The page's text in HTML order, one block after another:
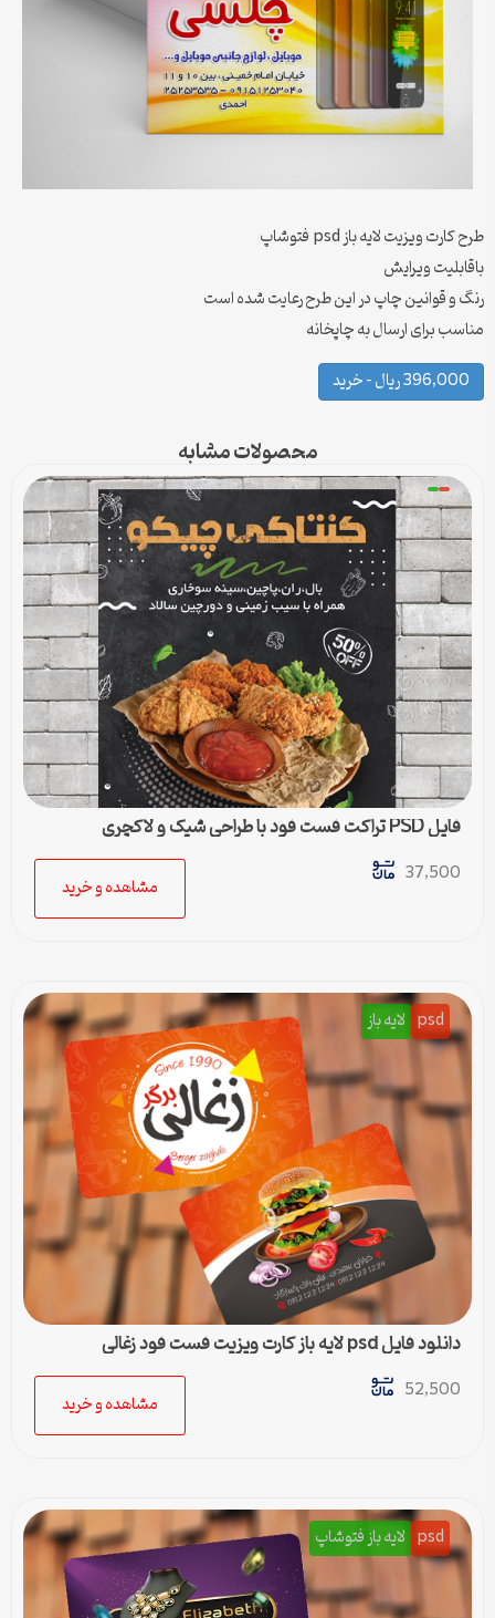
طرح کارت ویزیت لایه باز psd فتوشاپ
باقابلیت ویرایش
رنگ و قوانین چاپ در این طرح رعایت شده است
مناسب برای ارسال به چاپخانه
396,000 ریال – خرید
محصولات مشابه
فایل PSD تراکت فست فود با طراحی شیک و لاکچری
37,500
مشاهده و خرید
psd لایه باز
دانلود فایل psd لایه باز کارت ویزیت فست فود زغالی
52,500
مشاهده و خرید
psd لایه باز فتوشاپ